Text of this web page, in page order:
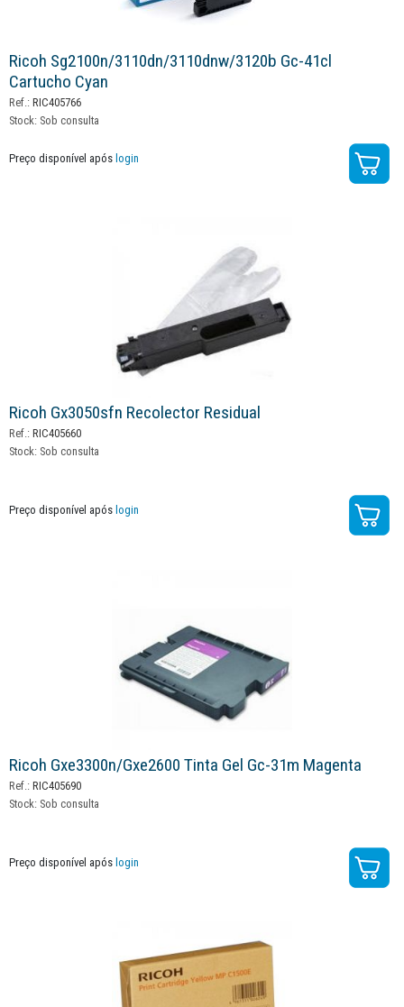
Ricoh Sg2100n/3110dn/3110dnw/3120b Gc-41cl
Cartucho Cyan
Ref.: RIC405766
Stock: Sob consulta
Preço disponível após login
Ricoh Gx3050sfn Recolector Residual
Ref.: RIC405660
Stock: Sob consulta
Preço disponível após login
Ricoh Gxe3300n/gxe2600 Tinta Gel Gc-31m Magenta
Ref.: RIC405690
Stock: Sob consulta
Preço disponível após login